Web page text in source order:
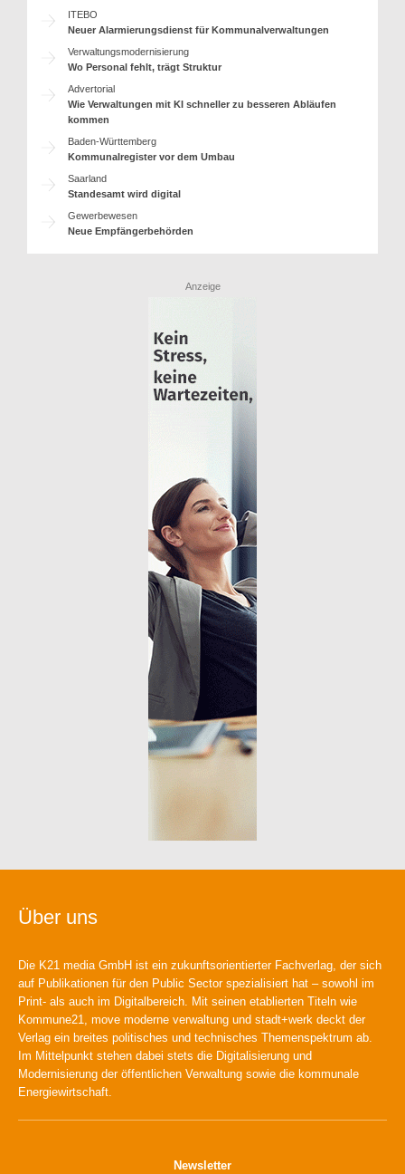
ITEBO
Neuer Alarmierungsdienst für Kommunalverwaltungen
Verwaltungsmodernisierung
Wo Personal fehlt, trägt Struktur
Advertorial
Wie Verwaltungen mit KI schneller zu besseren Abläufen
kommen
Baden-Württemberg
Kommunalregister vor dem Umbau
Saarland
Standesamt wird digital
Gewerbewesen
Neue Empfängerbehörden
Anzeige
Über uns
Die K21 media GmbH ist ein zukunftsorientierter Fachverlag, der sich
auf Publikationen für den Public Sector spezialisiert hat – sowohl im
Print- als auch im Digitalbereich. Mit seinen etablierten Titeln wie
Kommune21, move moderne verwaltung und stadt+werk deckt der
Verlag ein breites politisches und technisches Themenspektrum ab.
Im Mittelpunkt stehen dabei stets die Digitalisierung und
Modernisierung der öffentlichen Verwaltung sowie die kommunale
Energiewirtschaft.
Newsletter